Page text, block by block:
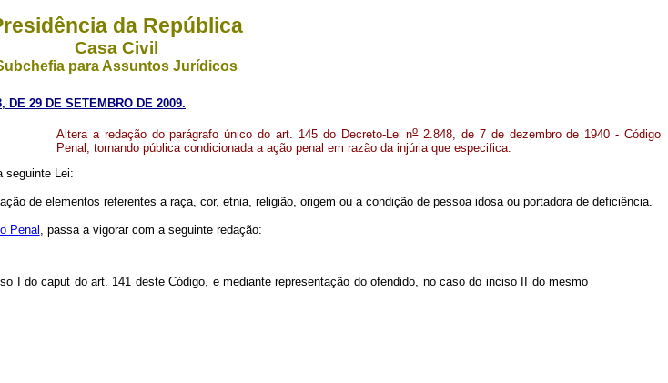
da República
Casa Civil
para Assuntos Jurídicos
DE 29 DE SETEMBRO DE 2009.
Altera a redação do parágrafo único do art. 145 do Decreto-Lei no2.848, de 7 de dezembro de 1940 - Código
Penal, tornando pública condicionada a ação penal em razão da injúria que especifica.
seguinte Lei:
de elementos referentes a raça, cor, etnia, religião, origem ou a condição de pessoa idosa ou portadora de deficiência.
Penal, passa a vigorar com a seguinte redação:
I docaput do art. 141 deste Código, e mediante representação do ofendido, no caso do inciso II do mesmo